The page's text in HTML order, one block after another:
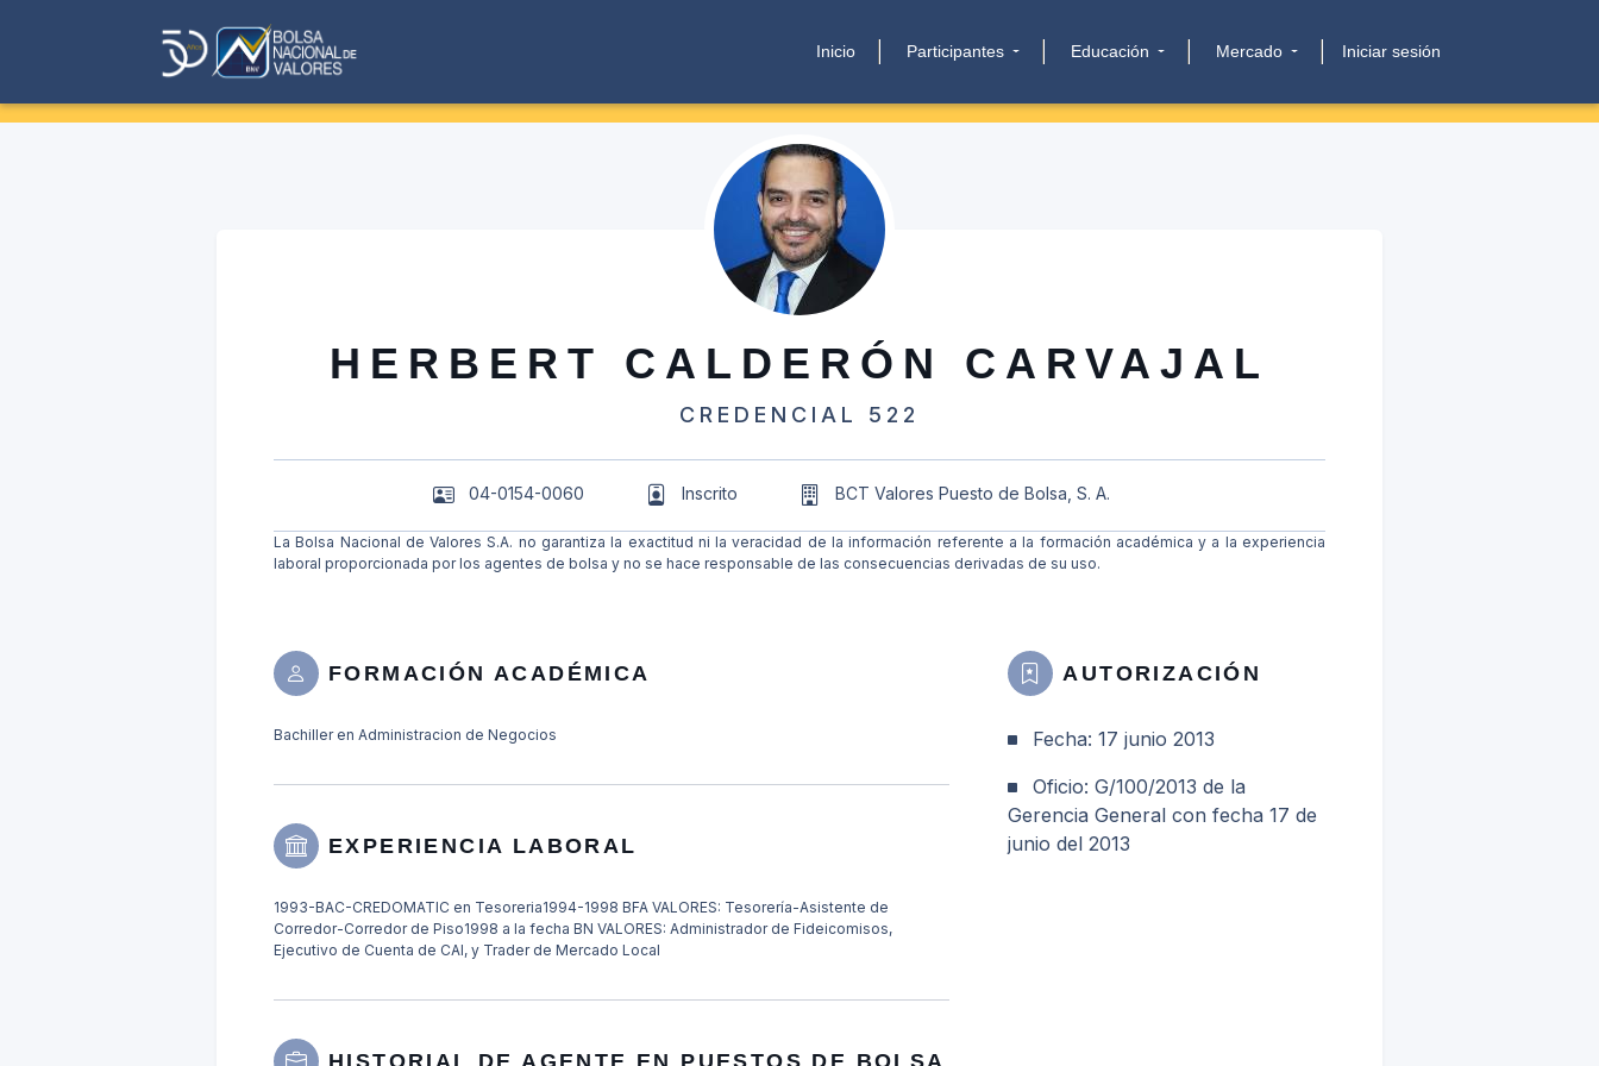
Inicio Participantes Educación Mercado Iniciar sesión
HERBERT CALDERÓN CARVAJAL
CREDENCIAL 522
04-0154-0060 Inscrito BCT Valores Puesto de Bolsa, S. A.
La Bolsa Nacional de Valores S.A. no garantiza la exactitud ni la veracidad de la información referente a la formación académica y a la experiencia
laboral proporcionada por los agentes de bolsa y no se hace responsable de las consecuencias derivadas de su uso.
FORMACIÓN ACADÉMICA
Bachiller en Administracion de Negocios
EXPERIENCIA LABORAL
1993-BAC-CREDOMATIC en Tesoreria1994-1998 BFA VALORES: Tesorería-Asistente de
Corredor-Corredor de Piso1998 a la fecha BN VALORES: Administrador de Fideicomisos,
Ejecutivo de Cuenta de CAI, y Trader de Mercado Local
HISTORIAL DE AGENTE EN PUESTOS DE BOLSA
AUTORIZACIÓN
Fecha: 17 junio 2013
Oficio: G/100/2013 de la
Gerencia General con fecha 17 de
junio del 2013